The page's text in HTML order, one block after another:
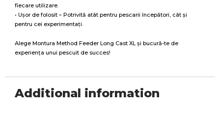
fiecare utilizare.
• Ușor de folosit – Potrivită atât pentru pescarii începători, cât și
pentru cei experimentați.
Alege Montura Method Feeder Long Cast XL și bucură-te de
experiența unui pescuit de succes!
Additional information